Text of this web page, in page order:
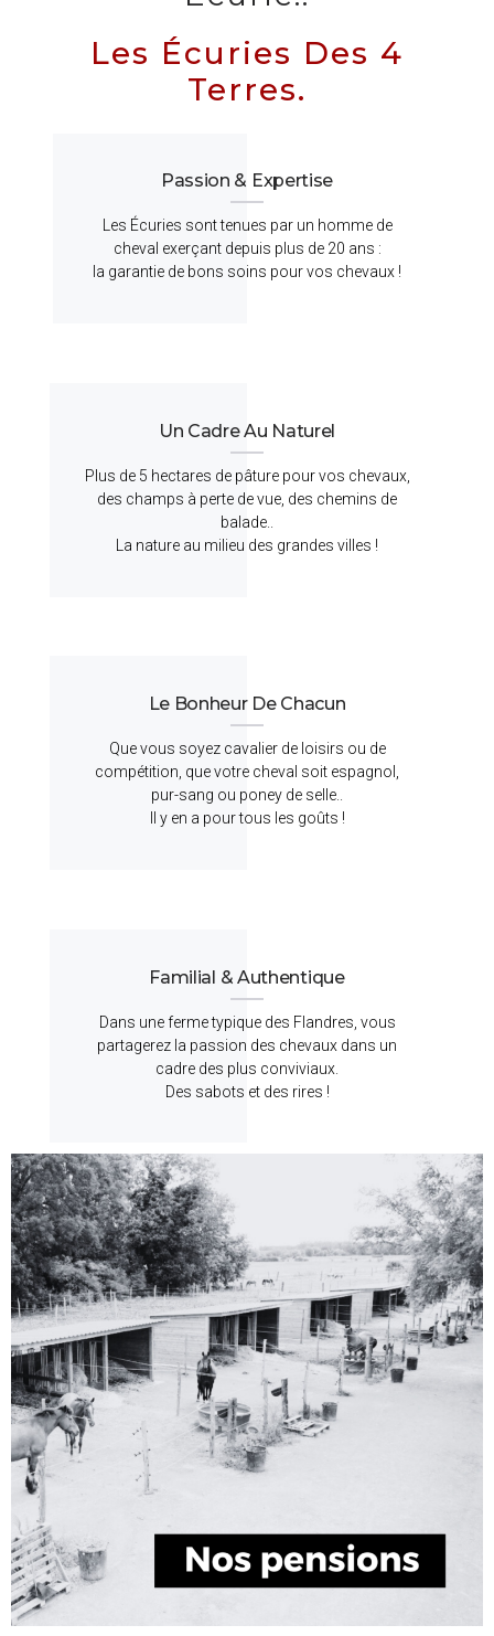
Les Écuries Des 4
Terres.
Passion & Expertise
Les Écuries sont tenues par un homme de
cheval exerçant depuis plus de 20 ans :
la garantie de bons soins pour vos chevaux !
Un Cadre Au Naturel
Plus de 5 hectares de pâture pour vos chevaux,
des champs à perte de vue, des chemins de
balade..
La nature au milieu des grandes villes !
Le Bonheur De Chacun
Que vous soyez cavalier de loisirs ou de
compétition, que votre cheval soit espagnol,
pur-sang ou poney de selle..
Il y en a pour tous les goûts !
Familial & Authentique
Dans une ferme typique des Flandres, vous
partagerez la passion des chevaux dans un
cadre des plus conviviaux.
Des sabots et des rires !